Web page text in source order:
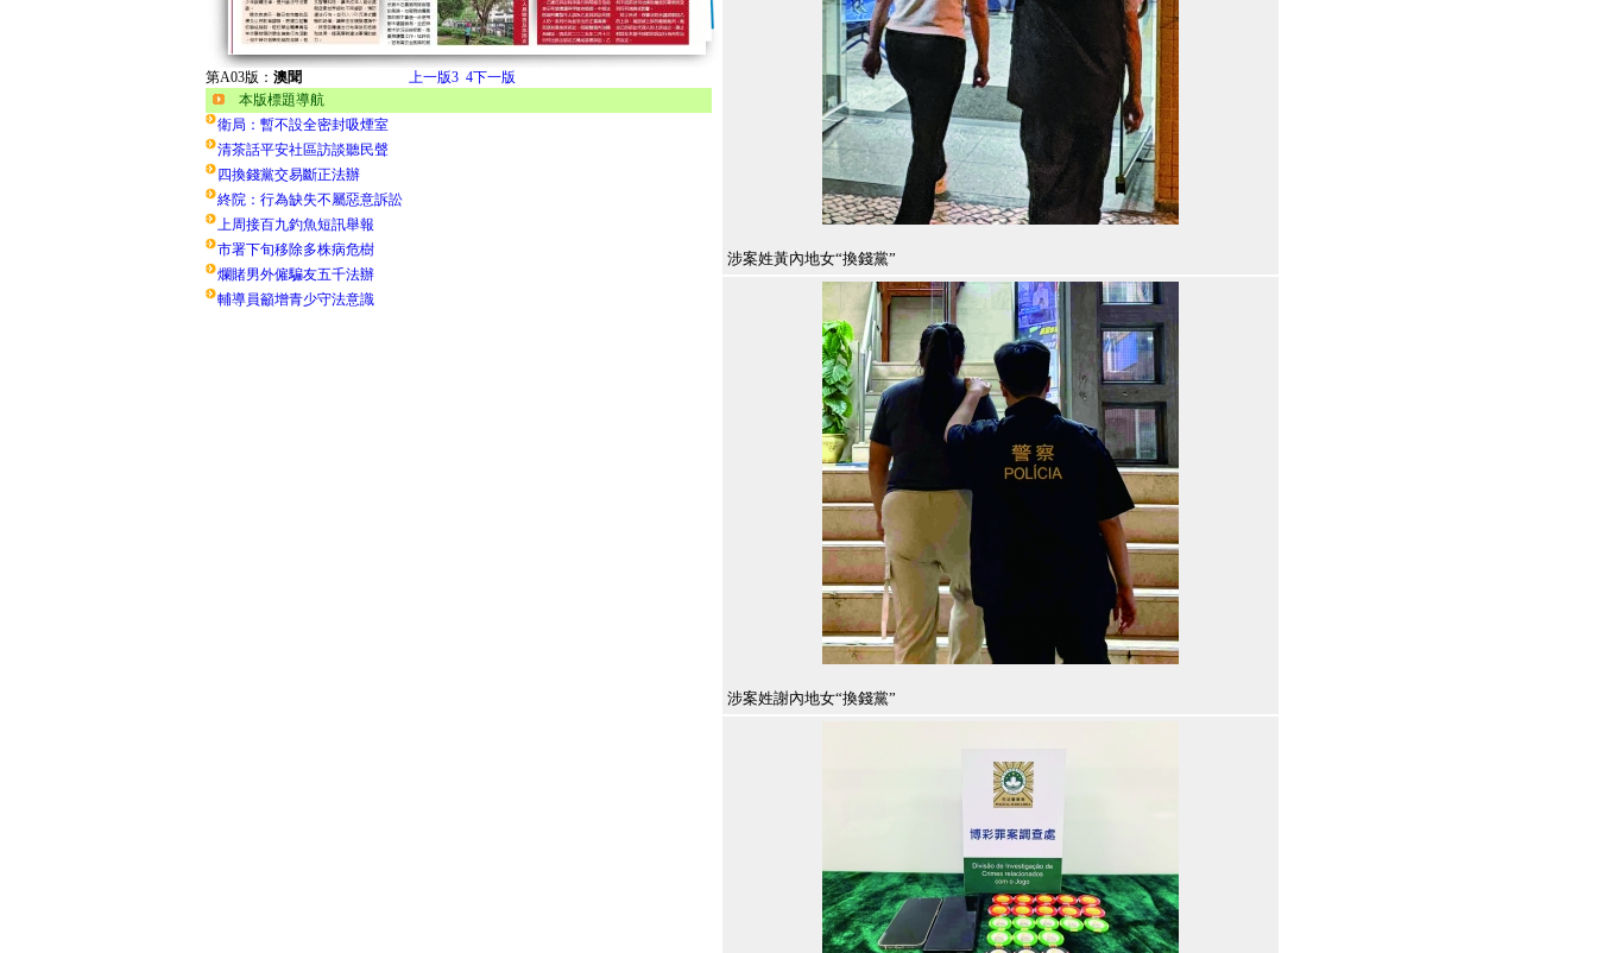
第A03版： 澳聞 上一版3 4下一版
本版標題導航
衛局：暫不設全密封吸煙室
清茶話平安社區訪談聽民聲
四換錢黨交易斷正法辦
終院：行為缺失不屬惡意訴訟
上周接百九釣魚短訊舉報
市署下旬移除多株病危樹
爛賭男外僱騙友五千法辦
輔導員籲增青少守法意識
涉案姓黃內地女“換錢黨”
涉案姓謝內地女“換錢黨”